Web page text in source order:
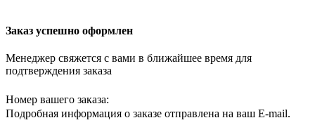
Заказ успешно оформлен
Менеджер свяжется с вами в ближайшее время для
подтверждения заказа
Номер вашего заказа:
Подробная информация о заказе отправлена на ваш E-mail.